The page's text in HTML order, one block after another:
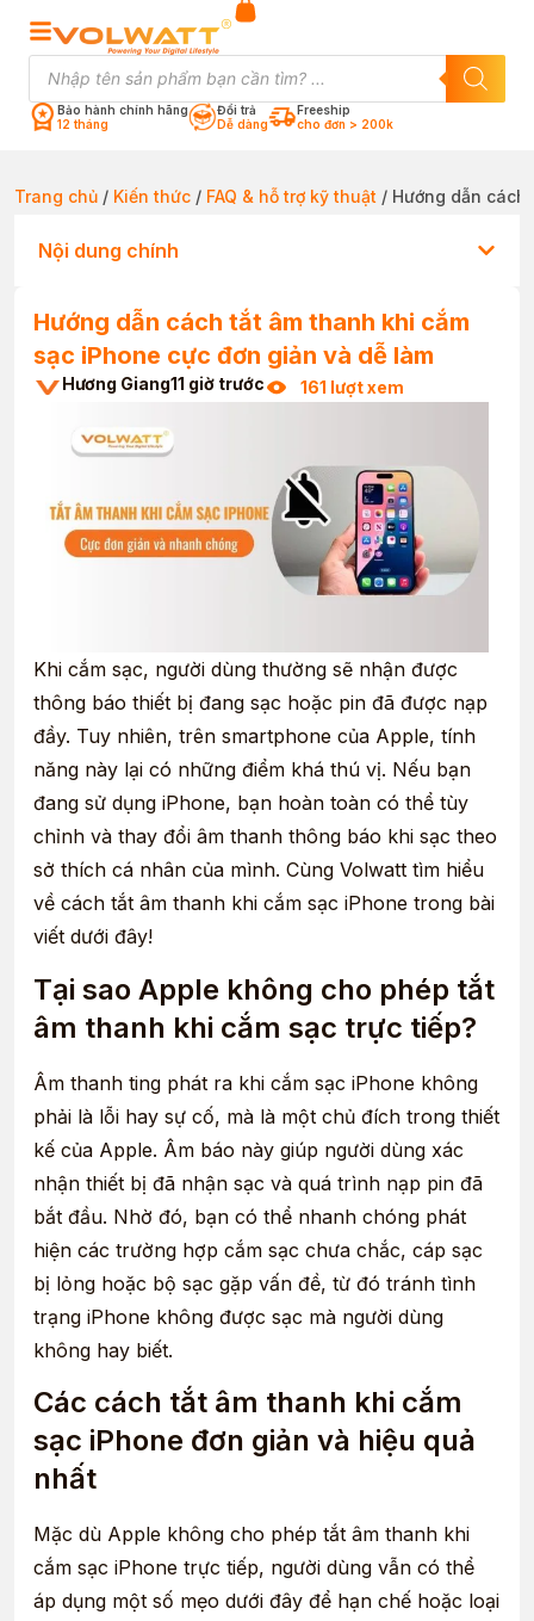
Bảo hành chính hãng
12 tháng
Đổi trả
Dễ dàng
Freeship
cho đơn > 200k
Trang chủ / Kiến thức / FAQ & hỗ trợ kỹ thuật / Hướng dẫn
Nội dung chính
Hướng dẫn cách tắt âm thanh khi cắm
sạc iPhone cực đơn giản và dễ làm
Hương Giang11 giờ trước 161 lượt xem
Khi cắm sạc, người dùng thường sẽ nhận được
thông báo thiết bị đang sạc hoặc pin đã được nạp
đầy. Tuy nhiên, trên smartphone của Apple, tính
năng này lại có những điểm khá thú vị. Nếu bạn
đang sử dụng iPhone, bạn hoàn toàn có thể tùy
chỉnh và thay đổi âm thanh thông báo khi sạc theo
sở thích cá nhân của mình. Cùng Volwatt tìm hiểu
về cách tắt âm thanh khi cắm sạc iPhone trong bài
viết dưới đây!
Tại sao Apple không cho phép tắt
âm thanh khi cắm sạc trực tiếp?
Âm thanh ting phát ra khi cắm sạc iPhone không
phải là lỗi hay sự cố, mà là một chủ đích trong thiết
kế của Apple. Âm báo này giúp người dùng xác
nhận thiết bị đã nhận sạc và quá trình nạp pin đã
bắt đầu. Nhờ đó, bạn có thể nhanh chóng phát
hiện các trường hợp cắm sạc chưa chắc, cáp sạc
bị lỏng hoặc bộ sạc gặp vấn đề, từ đó tránh tình
trạng iPhone không được sạc mà người dùng
không hay biết.
Các cách tắt âm thanh khi cắm
sạc iPhone đơn giản và hiệu quả
nhất
Mặc dù Apple không cho phép tắt âm thanh khi
cắm sạc iPhone trực tiếp, người dùng vẫn có thể
áp dụng một số mẹo dưới đây để hạn chế hoặc loại